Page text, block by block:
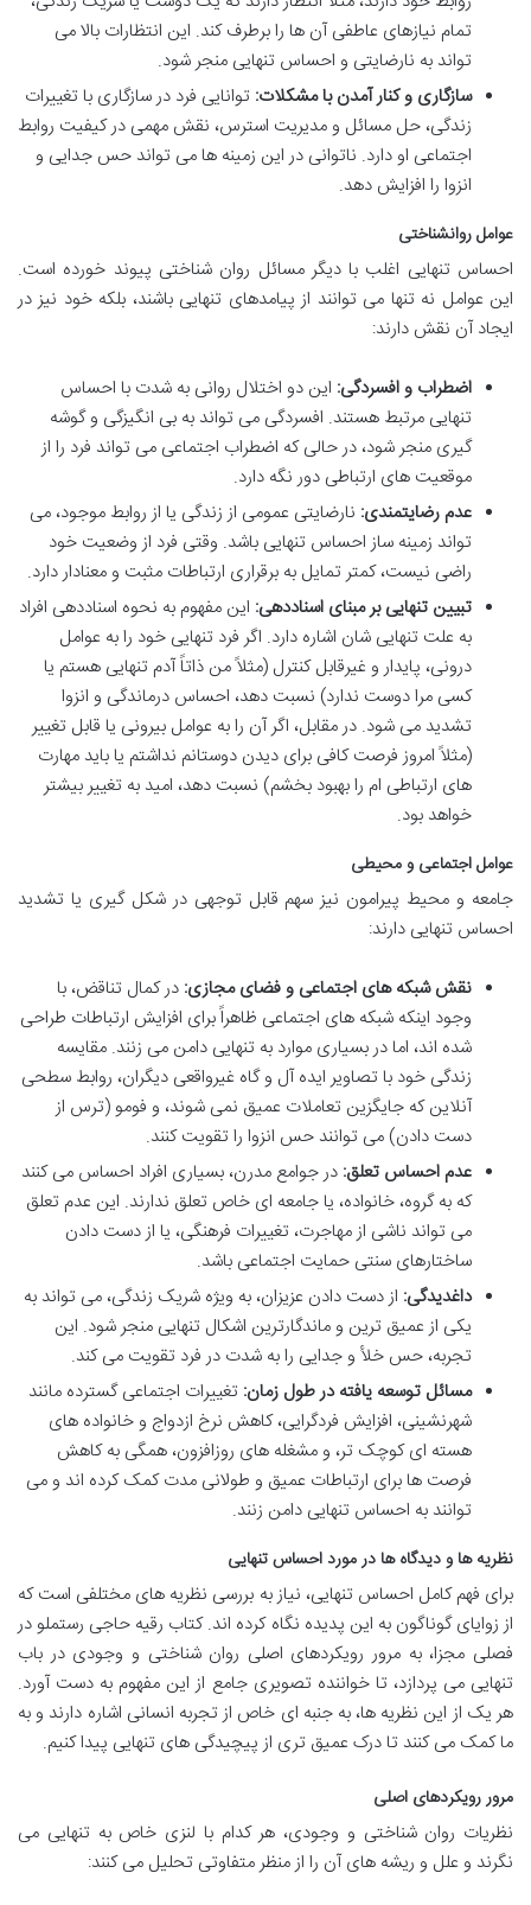
تمام نیازهای عاطفی آن ها را برطرف کند. این انتظارات بالا می
تواند به نارضایتی و احساس تنهایی منجر شود.
سازگاری و کنار آمدن با مشکلات: توانایی فرد در سازگاری با تغییرات
زندگی، حل مسائل و مدیریت استرس، نقش مهمی در کیفیت روابط
اجتماعی او دارد. ناتوانی در این زمینه ها می تواند حس جدایی و
انزوا را افزایش دهد.
عوامل روانشناختی
احساس تنهایی اغلب با دیگر مسائل روان شناختی پیوند خورده است.
این عوامل نه تنها می توانند از پیامدهای تنهایی باشند، بلکه خود نیز در
ایجاد آن نقش دارند:
اضطراب و افسردگی: این دو اختلال روانی به شدت با احساس
تنهایی مرتبط هستند. افسردگی می تواند به بی انگیزگی و گوشه
گیری منجر شود، در حالی که اضطراب اجتماعی می تواند فرد را از
موقعیت های ارتباطی دور نگه دارد.
عدم رضایتمندی: نارضایتی عمومی از زندگی یا از روابط موجود، می
تواند زمینه ساز احساس تنهایی باشد. وقتی فرد از وضعیت خود
راضی نیست، کمتر تمایل به برقراری ارتباطات مثبت و معنادار دارد.
تبیین تنهایی بر مبنای اسناددهی: این مفهوم به نحوه اسناددهی افراد
به علت تنهایی شان اشاره دارد. اگر فرد تنهایی خود را به عوامل
درونی، پایدار و غیرقابل کنترل (مثلاً من ذاتاً آدم تنهایی هستم یا
کسی مرا دوست ندارد) نسبت دهد، احساس درماندگی و انزوا
تشدید می شود. در مقابل، اگر آن را به عوامل بیرونی یا قابل تغییر
(مثلاً امروز فرصت کافی برای دیدن دوستانم نداشتم یا باید مهارت
های ارتباطی ام را بهبود بخشم) نسبت دهد، امید به تغییر بیشتر
خواهد بود.
عوامل اجتماعی و محیطی
جامعه و محیط پیرامون نیز سهم قابل توجهی در شکل گیری یا تشدید
احساس تنهایی دارند:
نقش شبکه های اجتماعی و فضای مجازی: در کمال تناقض، با
وجود اینکه شبکه های اجتماعی ظاهراً برای افزایش ارتباطات طراحی
شده اند، اما در بسیاری موارد به تنهایی دامن می زنند. مقایسه
زندگی خود با تصاویر ایده آل و گاه غیرواقعی دیگران، روابط سطحی
آنلاین که جایگزین تعاملات عمیق نمی شوند، و فومو (ترس از
دست دادن) می توانند حس انزوا را تقویت کنند.
عدم احساس تعلق: در جوامع مدرن، بسیاری افراد احساس می کنند
که به گروه، خانواده، یا جامعه ای خاص تعلق ندارند. این عدم تعلق
می تواند ناشی از مهاجرت، تغییرات فرهنگی، یا از دست دادن
ساختارهای سنتی حمایت اجتماعی باشد.
داغدیدگی: از دست دادن عزیزان، به ویژه شریک زندگی، می تواند به
یکی از عمیق ترین و ماندگارترین اشکال تنهایی منجر شود. این
تجربه، حس خلأ و جدایی را به شدت در فرد تقویت می کند.
مسائل توسعه یافته در طول زمان: تغییرات اجتماعی گسترده مانند
شهرنشینی، افزایش فردگرایی، کاهش نرخ ازدواج و خانواده های
هسته ای کوچک تر، و مشغله های روزافزون، همگی به کاهش
فرصت ها برای ارتباطات عمیق و طولانی مدت کمک کرده اند و می
توانند به احساس تنهایی دامن زنند.
نظریه ها و دیدگاه ها در مورد احساس تنهایی
برای فهم کامل احساس تنهایی، نیاز به بررسی نظریه های مختلفی است که
از زوایای گوناگون به این پدیده نگاه کرده اند. کتاب رقیه حاجی رستملو در
فصلی مجزا، به مرور رویکردهای اصلی روان شناختی و وجودی در باب
تنهایی می پردازد، تا خواننده تصویری جامع از این مفهوم به دست آورد.
هر یک از این نظریه ها، به جنبه ای خاص از تجربه انسانی اشاره دارند و به
ما کمک می کنند تا درک عمیق تری از پیچیدگی های تنهایی پیدا کنیم.
مرور رویکردهای اصلی
نظریات روان شناختی و وجودی، هر کدام با لنزی خاص به تنهایی می
نگرند و علل و ریشه های آن را از منظر متفاوتی تحلیل می کنند: